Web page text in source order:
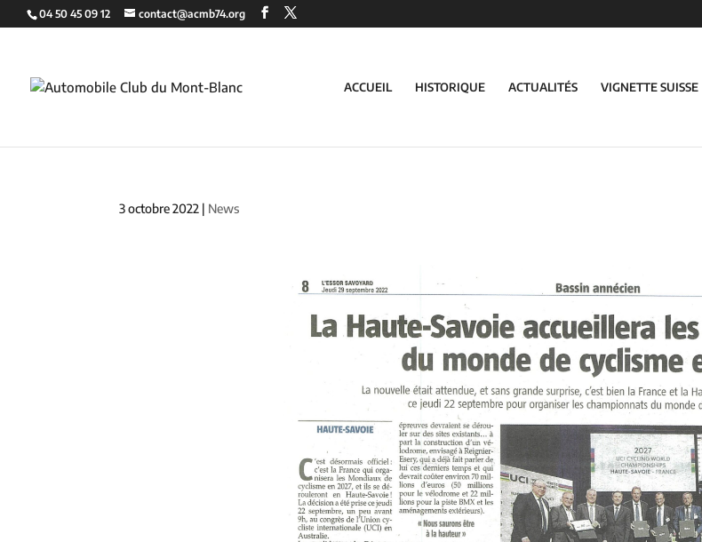
04 50 45 09 12 contact@acmb74.org
ACCUEIL HISTORIQUE ACTUALITÉS VIGNETTE SUISSE
3 octobre 2022 | News